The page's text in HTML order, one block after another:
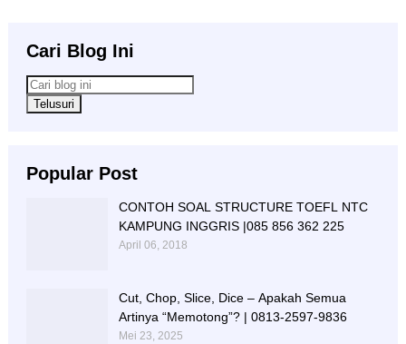
Cari Blog Ini
Popular Post
CONTOH SOAL STRUCTURE TOEFL NTC
KAMPUNG INGGRIS |085 856 362 225
April 06, 2018
Cut, Chop, Slice, Dice – Apakah Semua
Artinya “Memotong”? | 0813-2597-9836
Mei 23, 2025